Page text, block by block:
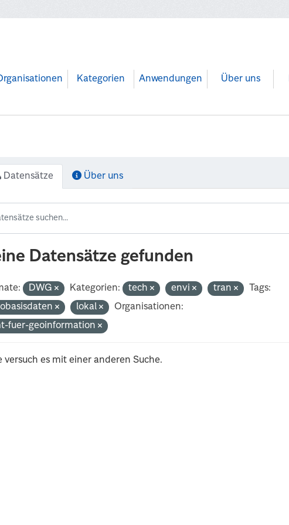
Kategorien Anwendungen Über uns
Datensätze Über uns
Datensätze gefunden
DWG Kategorien: tech envi tran
Tags:
lokal
Organisationen:
fuer-geoinformation
versuch es mit einer anderen Suche.